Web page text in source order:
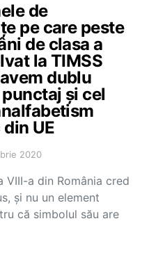
de
pe care peste
de clasa a
la TIMSS
dublu
și cel
UE
2020
VIII-a din România cred
și nu un element
că simbolul său are